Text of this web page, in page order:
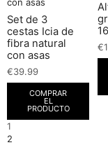
Set de 3
cestas Icia de
fibra natural
con asas
€39.99
COMPRAR
EL
PRODUCTO
€
1
2